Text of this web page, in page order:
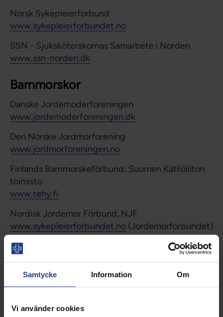
Samtycke Information Om
Vi använder cookies
Norsk Sykepleierforbund
www.sykepleierforbundet.no
SSN - Sjuksköterskornas Samarbete i Norden
www.ssn-norden.dk
Barnmorskor
Danske Jordemoderforeningen
www.jordemoderforeningen.dk
Den Norske Jordmorforening
www.jordmorforeningen.no
Finlands Barnmorskeförbund: Suomen Kätilöliiton
toimisto
www.tehy.fi
Nordisk Jordemor Förbund, NJF.
www.sykepleierforbundet.no (Jordemorforbundet)
Biomedicinska analytiker
Danske bioanalytikere
www.dbio.dk
Association of Medical Laboratory Technologists